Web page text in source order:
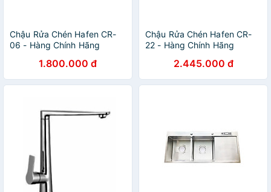
Chậu Rửa Chén Hafen CR-
06 - Hàng Chính Hãng
1.800.000 đ
Chậu Rửa Chén Hafen CR-
22 - Hàng Chính Hãng
2.445.000 đ